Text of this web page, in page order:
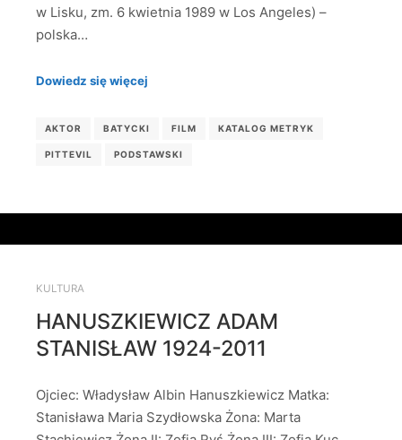
w Lisku, zm. 6 kwietnia 1989 w Los Angeles) –
polska…
Dowiedz się więcej
AKTOR BATYCKI FILM KATALOG METRYK
PITTEVIL PODSTAWSKI
KULTURA
HANUSZKIEWICZ ADAM
STANISŁAW 1924-2011
Ojciec: Władysław Albin Hanuszkiewicz Matka:
Stanisława Maria Szydłowska Żona: Marta